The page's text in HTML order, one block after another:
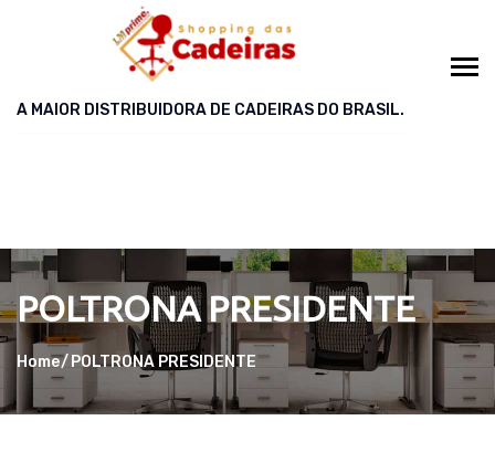
A MAIOR DISTRIBUIDORA DE CADEIRAS DO BRASIL.
POLTRONA PRESIDENTE
Home POLTRONA PRESIDENTE